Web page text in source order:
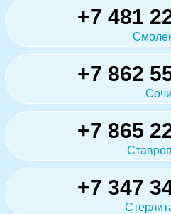
+7 481
+7 862
Сочи
+7 865
+7 347